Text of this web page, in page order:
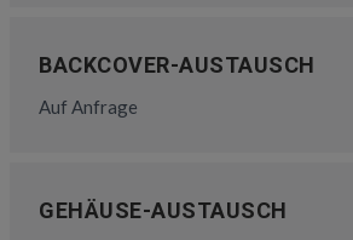
BACKCOVER-AUSTAUSCH
Auf Anfrage
GEHÄUSE-AUSTAUSCH